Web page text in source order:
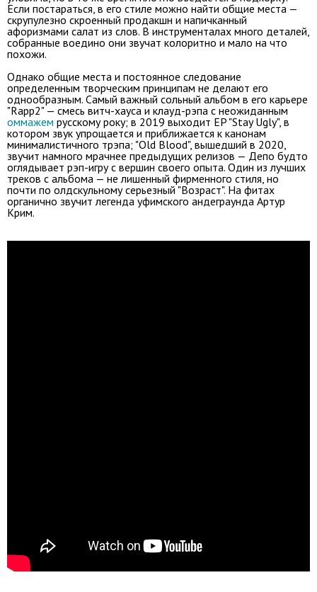
Если постараться, в его стиле можно найти общие места —
скрупулезно скроенный продакшн и напичканный
афоризмами салат из слов. В инструменталах много деталей,
собранные воедино они звучат колоритно и мало на что
похожи.
Однако общие места и постоянное следование
определенным творческим принципам не делают его
однообразным. Самый важный сольный альбом в его карьере
"Rapp2" — смесь витч-хауса и клауд-рэпа с неожиданным
оммажем русскому року; в 2019 выходит EP "Stay Ugly", в
котором звук упрощается и приближается к канонам
минималистичного трэпа; "Old Blood", вышедший в 2020,
звучит намного мрачнее предыдущих релизов — Депо будто
оглядывает рэп-игру с вершин своего опыта. Один из лучших
треков с альбома — не лишенный фирменного стиля, но
почти по олдскульному серьезный "Возраст". На фитах
органично звучит легенда уфимского андеграунда Артур
Крим.